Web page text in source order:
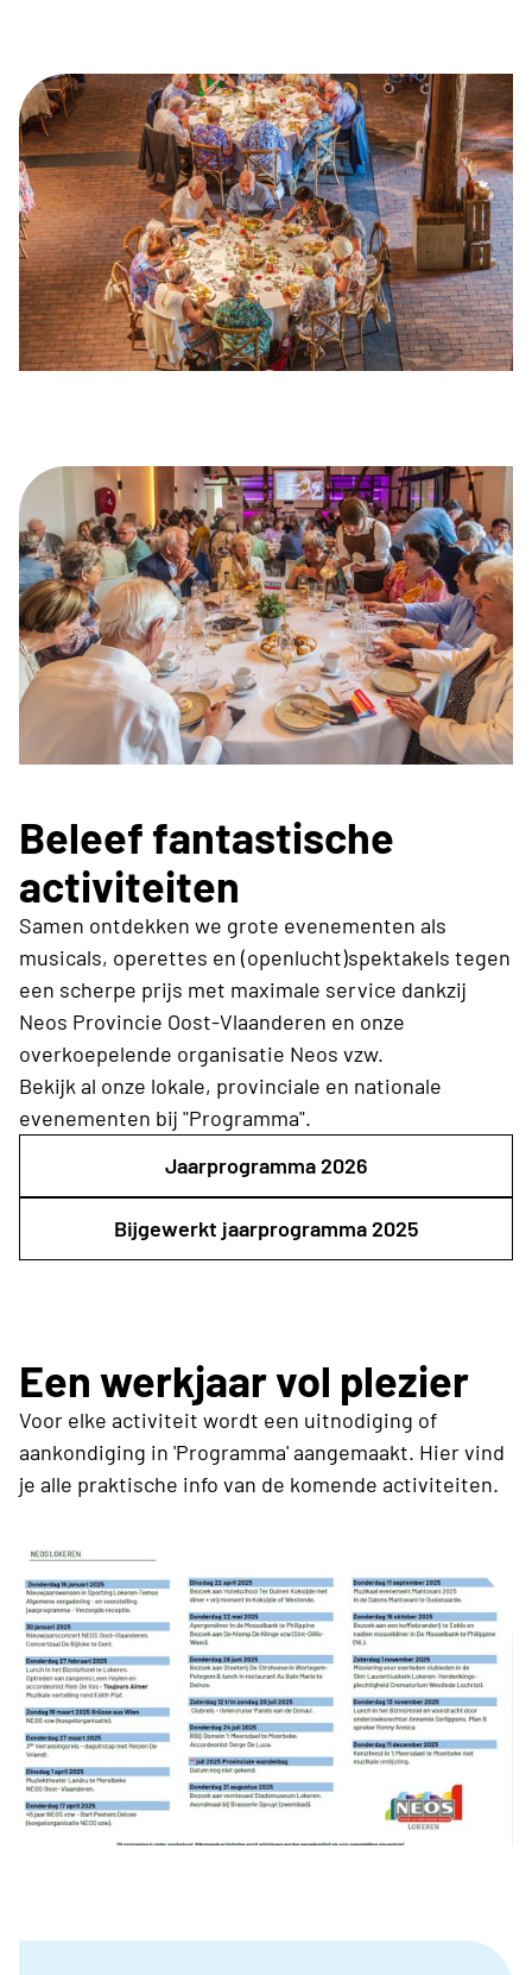
Beleef fantastische
activiteiten
Samen ontdekken we grote evenementen als
musicals, operettes en (openlucht)spektakels tegen
een scherpe prijs met maximale service dankzij
Neos Provincie Oost-Vlaanderen en onze
overkoepelende organisatie Neos vzw.
Bekijk al onze lokale, provinciale en nationale
evenementen bij "Programma".
Jaarprogramma 2026
Bijgewerkt jaarprogramma 2025
Een werkjaar vol plezier
Voor elke activiteit wordt een uitnodiging of
aankondiging in 'Programma' aangemaakt. Hier vind
je alle praktische info van de komende activiteiten.